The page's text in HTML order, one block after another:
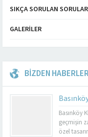
SIKÇA SORULAN SORULAR
GALERILER
BİZDEN
Basınköy
geçmişin
özel